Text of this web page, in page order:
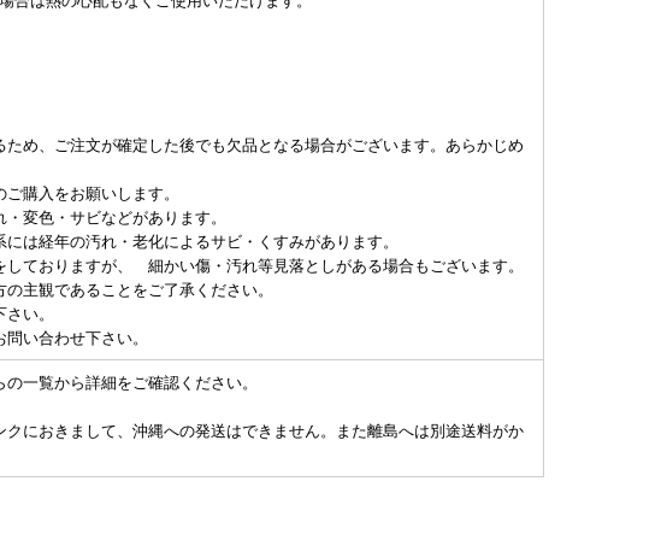
ため、ご注文が確定した後でも欠品となる場合がございます。あらかじめ
購入をお願いします。
変色・サビなどがあります。
は経年の汚れ・老化によるサビ・くすみがあります。
しておりますが、 細かい傷・汚れ等見落としがある場合もございます。
主観であることをご了承ください。
い。
い合わせ下さい。
一覧から詳細をご確認ください。
におきまして、沖縄への発送はできません。また離島へは別途送料がか